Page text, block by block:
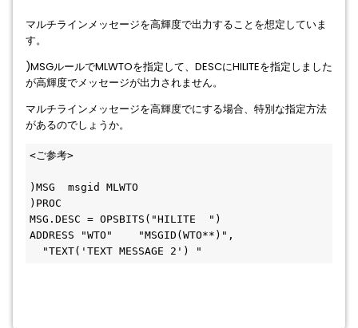
マルチラインメッセージを高輝度で出力することを想定していま
す。
)MSGルールでMLWTOを指定して、DESCにHILITEを指定しました
が高輝度でメッセージが出力されません。
マルチラインメッセージを高輝度でにする場合、特別な指定方法
があるのでしょうか。
<ご参考>
)MSG  msgid MLWTO
)PROC
MSG.DESC = OPSBITS("HILITE  ")
  "TEXT('TEXT MESSAGE 2') "